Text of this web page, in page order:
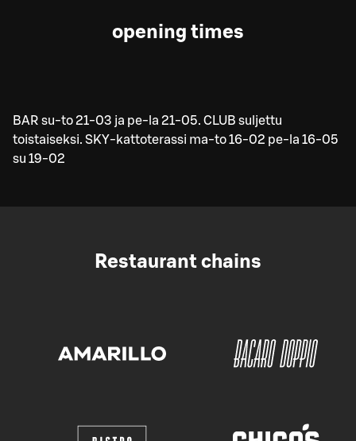
opening times
BAR su-to 21-03 ja pe-la 21-05. CLUB suljettu
toistaiseksi. SKY-kattoterassi ma-to 16-02 pe-la 16-05
su 19-02
Restaurant chains